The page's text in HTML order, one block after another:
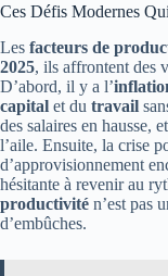
Ces Défis Modernes
Les facteurs de
2025, ils affrontent des
D’abord, il y a l’
capital et du travail
des salaires en hausse,
l’aile. Ensuite, la crise
d’approvisionnement
hésitante à revenir au
productivité n’est pas
d’embûches.